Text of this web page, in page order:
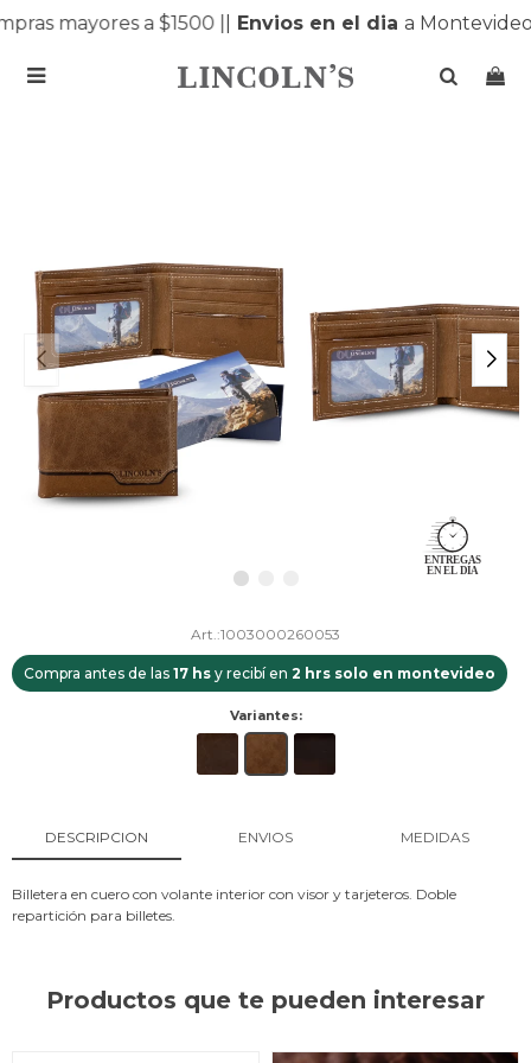
mayores a $1500 || Envios en el diaa Montevideo

1003000260053
Compra antes de las 17 hs y recibí en 2 hrs solo en montevideo
Variantes:
DESCRIPCION ENVIOS MEDIDAS
Billetera en cuero con volante interior con visor y tarjeteros. Doble
repartición para billetes.
Productos que te pueden interesar